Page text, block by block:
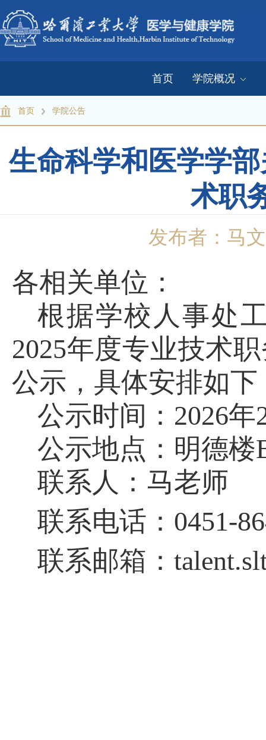
首页 学院概况
首页 学院公告
生命科学和医学学
术职
发布者：马
各相关单位：
根据学校人 事处
2025年度专业技术
公示，具体安排如下
公示时间： 2026年
公示地点：明德楼
联系人：马老师
联系电话： 0451-
联系邮箱 ：